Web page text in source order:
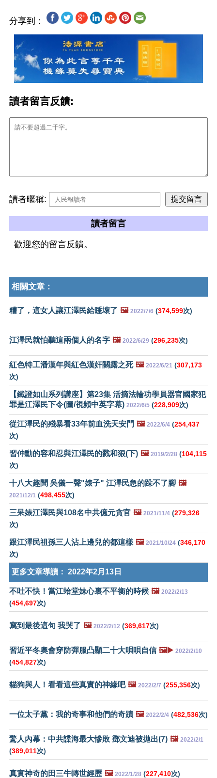
分享到：
讀者留言反饋:
讀者暱稱:
讀者留言
歡迎您的留言反饋。
相關文章：
糟了，這女人讓江澤民給睡壞了 🖼️ 2022/7/6 (374,599次)
江澤民就怕聽這兩個人的名字 🖼️ 2022/6/29 (296,235次)
紅色特工潘漢年與紅色漢奸關露之死 🖼️ 2022/6/21 (307,173
次)
【鐵證如山系列講座】第23集 活摘法輪功學員器官國家犯
罪是江澤民下令(圖/視頻中英字幕) 2022/6/5 (228,909次)
從江澤民的殘暴看33年前血洗天安門 🖼️ 2022/6/4 (254,437
次)
習仲勳的容和忍與江澤民的戮和狠(下) 🖼️ 2019/2/28 (104,115
次)
十八大趣聞 吳儀一聲"婊子" 江澤民急的跺不了腳 🖼️
2021/12/1 (498,455次)
三呆婊江澤民與108名中共億元貪官 🖼️ 2021/11/4 (279,326
次)
跟江澤民祖孫三人沾上邊兒的都這樣 🖼️ 2021/10/24 (346,170
次)
更多文章導讀： 2022年2月13日
不吐不快！當江蛤堂妹心裏不平衡的時候 🖼️ 2022/2/13
(454,697次)
寫到最後這句 我哭了 🖼️ 2022/2/12 (369,617次)
習近平冬奧會穿防彈服凸顯二十大唄唄自信 🖼️▶️ 2022/2/10
(454,827次)
貓狗與人！看看這些真實的神緣吧 🖼️ 2022/2/7 (255,356次)
一位太子黨：我的奇事和他們的奇蹟 🖼️ 2022/2/4 (482,536次)
驚人內幕：中共諜海最大慘敗 鄧文迪被拋出(7) 🖼️ 2022/2/1
(389,011次)
真實神奇的田三牛轉世經歷 🖼️ 2022/1/28 (227,410次)